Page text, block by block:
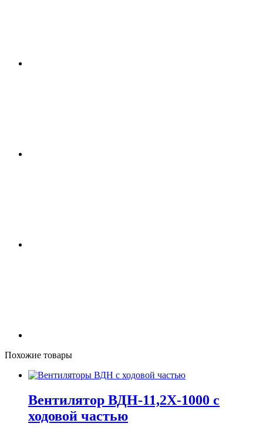
Похожие товары
Вентилятор ВДН-11,2Х-1000 с
ходовой частью